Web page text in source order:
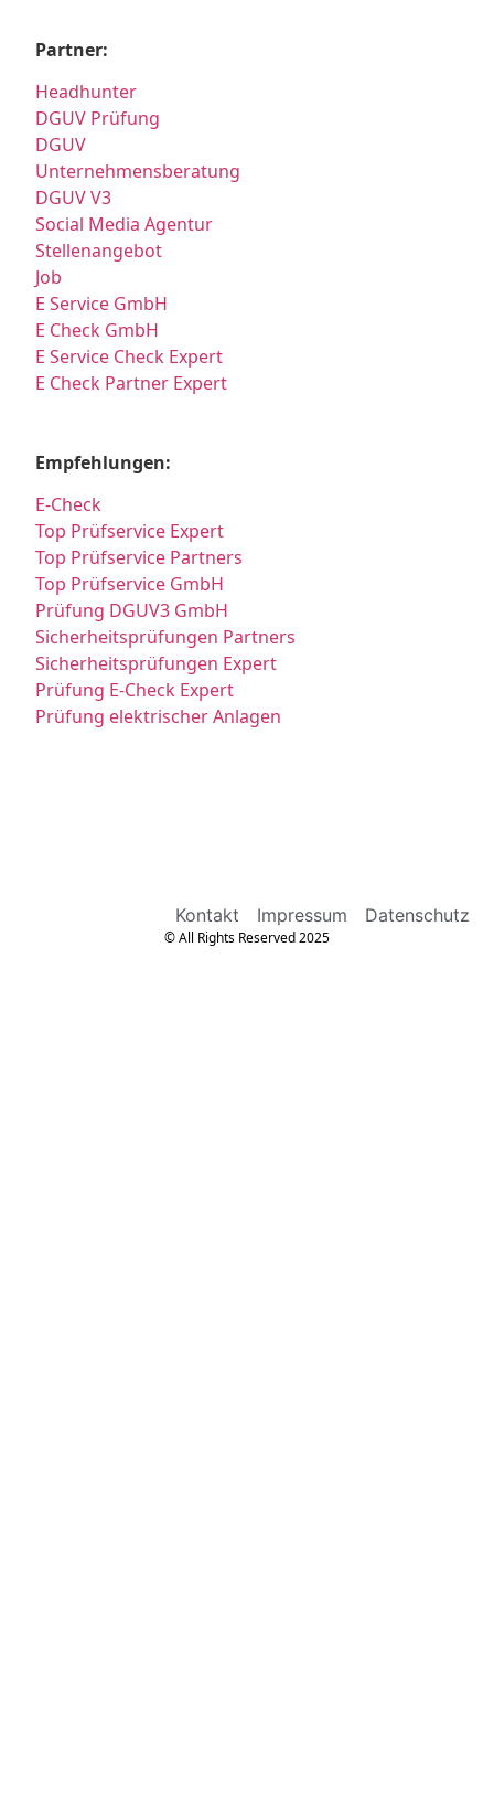
Partner:
Headhunter
DGUV Prüfung
DGUV
Unternehmensberatung
DGUV V3
Social Media Agentur
Stellenangebot
Job
E Service GmbH
E Check GmbH
E Service Check Expert
E Check Partner Expert
Empfehlungen:
E-Check
Top Prüfservice Expert
Top Prüfservice Partners
Top Prüfservice GmbH
Prüfung DGUV3 GmbH
Sicherheitsprüfungen Partners
Sicherheitsprüfungen Expert
Prüfung E-Check Expert
Prüfung elektrischer Anlagen
Kontakt Impressum Datenschutz
© All Rights Reserved 2025